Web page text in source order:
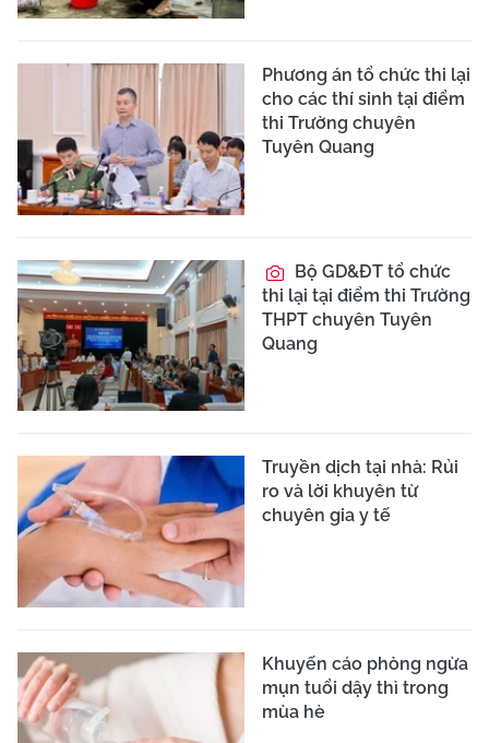
Phương án tổ chức thi lại
cho các thí sinh tại điểm
thi Trường chuyên
Tuyên Quang
Bộ GD&ĐT tổ chức
thi lại tại điểm thi Trường
THPT chuyên Tuyên
Quang
Truyền dịch tại nhà: Rủi
ro và lời khuyên từ
chuyên gia y tế
Khuyến cáo phòng ngừa
mụn tuổi dậy thì trong
mùa hè